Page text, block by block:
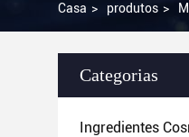
Casa > produtos >
Categorias
Ingredientes